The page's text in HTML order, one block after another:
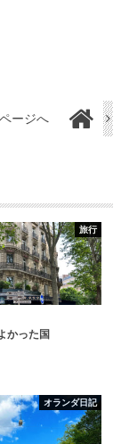
ージへ
旅行
かった国
オランダ日記